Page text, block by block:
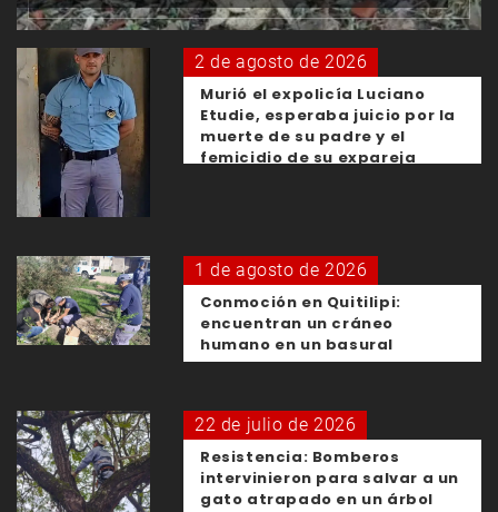
2 de agosto de 2026
Murió el expolicía Luciano
Etudie, esperaba juicio por la
muerte de su padre y el
femicidio de su expareja
1 de agosto de 2026
Conmoción en Quitilipi:
encuentran un cráneo
humano en un basural
22 de julio de 2026
Resistencia: Bomberos
intervinieron para salvar a un
gato atrapado en un árbol